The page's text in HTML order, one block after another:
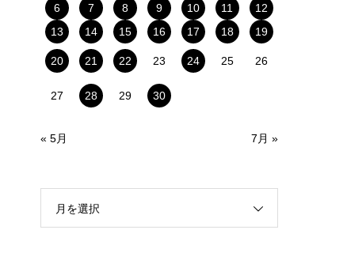
6 7 8 9 10 11
12
13
14 15 16 17 18 19
20 21 22 23 24 25 26
27 28 29 30
« 5月 7月 »
月を選択